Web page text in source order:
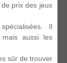
prix des jeux
Il
aussi les
sûr de trouver